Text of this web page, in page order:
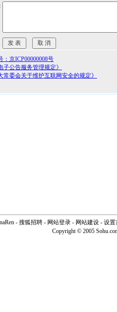
京ICP00000008号
公告服务管理规定》
常委会关于维护互联网安全的规定》
- 搜狐招聘 - 网站登录 - 网站建设 - 设置
Copyright © 2005